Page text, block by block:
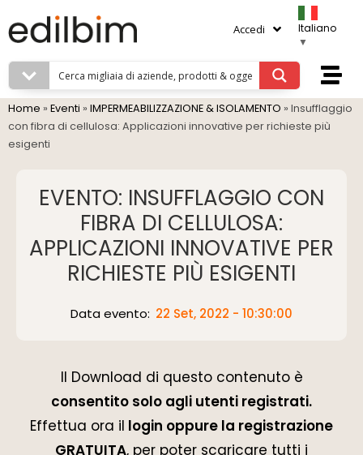
Accedi
Italiano
▼
Home » Eventi » IMPERMEABILIZZAZIONE & ISOLAMENTO » Insufflaggio
con fibra di cellulosa: Applicazioni innovative per richieste più
esigenti
EVENTO: INSUFFLAGGIO CON
FIBRA DI CELLULOSA:
APPLICAZIONI INNOVATIVE PER
RICHIESTE PIÙ ESIGENTI
Data evento: 22 Set, 2022 - 10:30:00
Il Download di questo contenuto è
consentito solo agli utenti registrati.
Effettua ora il login oppure la registrazione
GRATUITA, per poter scaricare tutti i